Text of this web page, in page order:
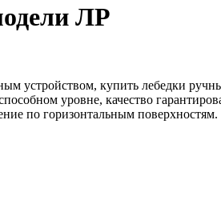
ЛР
устройством, купить лебедки
уровне, качество
по горизонтальным